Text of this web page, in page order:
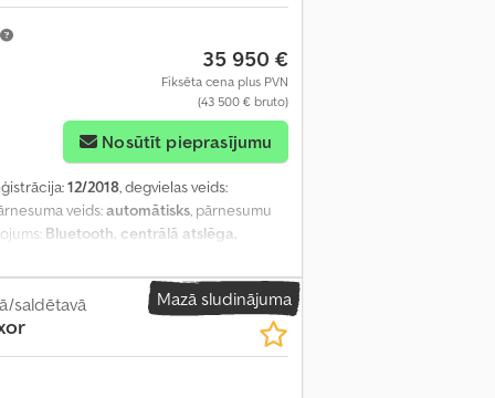
35 950 €
Fiksēta cena plus PVN
(43 500 € bruto)
Nosūtīt pieprasījumu
12/2018, degvielas veids:
veids:automātisks , pārnesumu
Bluetooth, centrālā atslēga,
sakabe, pilna apkope vēsture, stūres
Mazā sludinājuma
saldētavā